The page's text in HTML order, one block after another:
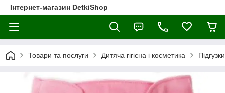
Інтернет-магазин DetkiShop
Товари та послуги Дитяча гігієна і косметика Підгузки